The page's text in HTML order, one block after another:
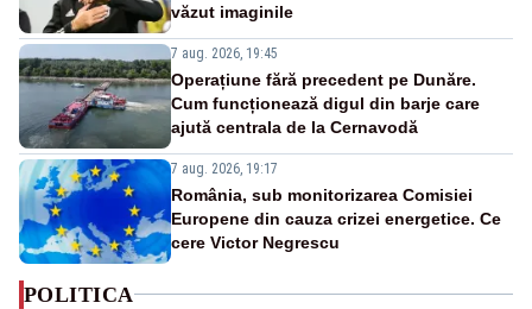
văzut imaginile
7 aug. 2026, 19:45
Operațiune fără precedent pe Dunăre.
Cum funcționează digul din barje care
ajută centrala de la Cernavodă
7 aug. 2026, 19:17
România, sub monitorizarea Comisiei
Europene din cauza crizei energetice. Ce
cere Victor Negrescu
POLITICA